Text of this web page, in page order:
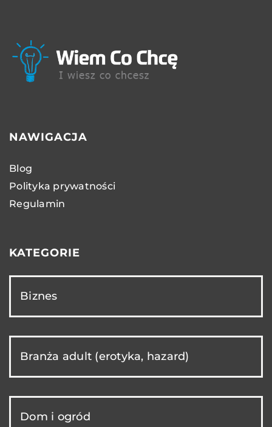
NAWIGACJA
Blog
Polityka prywatności
Regulamin
KATEGORIE
Biznes
Branża adult (erotyka, hazard)
Dom i ogród